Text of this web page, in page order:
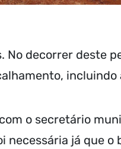
No decorrer deste
incluindo
o secretário
necessária já que o